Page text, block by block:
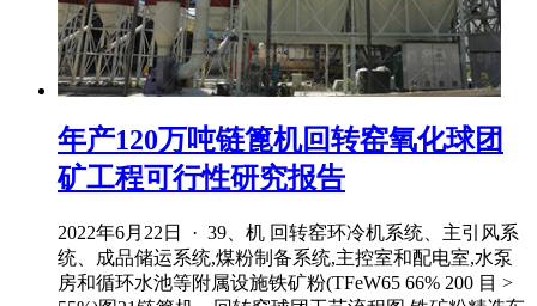
年产120万吨链篦机回转窑氧化球团
矿工程可行性研究报告
2022年6月22日 · 39、机 回转窑环冷机系统、主引风系
统、成品储运系统,煤粉制备系统,主控室和配电室,水泵
房和循环水池等附属设施铁矿粉(TFeW65 66% 200 目 >